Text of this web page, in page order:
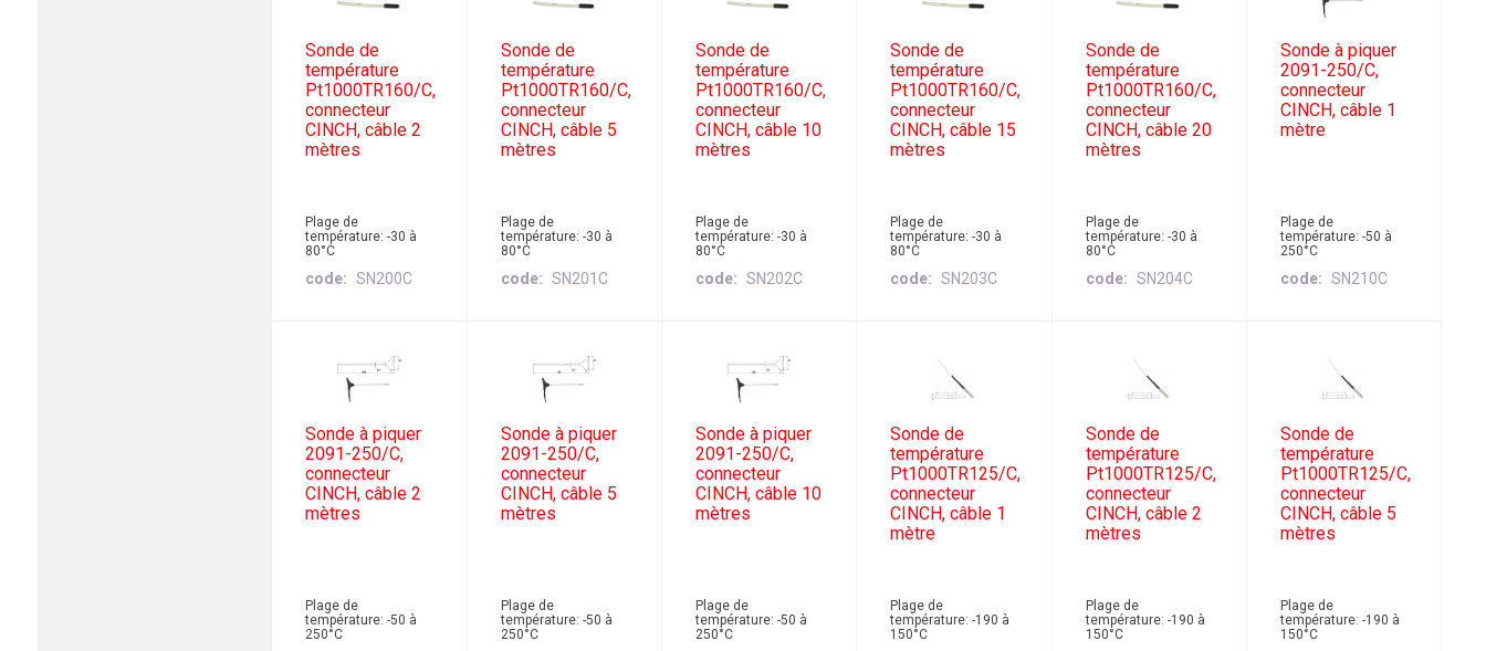
Sonde de
température
Pt1000TR160/C,
connecteur
CINCH, câble 2
mètres
Plage de
température: -30 à
80°C
code SN200C
Sonde de
température
Pt1000TR160/C,
connecteur
CINCH, câble 5
mètres
Plage de
température: -30 à
80°C
code SN201C
Sonde de
température
Pt1000TR160/C,
connecteur
CINCH, câble 10
mètres
Plage de
température: -30 à
80°C
code SN202C
Sonde de
température
Pt1000TR160/C,
connecteur
CINCH, câble 15
mètres
Plage de
température: -30 à
80°C
code SN203C
Sonde de
température
Pt1000TR160/C,
connecteur
CINCH, câble 20
mètres
Plage de
température: -30 à
80°C
code SN204C
Sonde à piquer
2091-250/C,
connecteur
CINCH, câble 1
mètre
Plage de
température: -50 à
250°C
code SN210C
Sonde à piquer
2091-250/C,
connecteur
CINCH, câble 2
mètres
Plage de
température: -50 à
250°C
Sonde à piquer
2091-250/C,
connecteur
CINCH, câble 5
mètres
Plage de
température: -50 à
250°C
Sonde à piquer
2091-250/C,
connecteur
CINCH, câble 10
mètres
Plage de
température: -50 à
250°C
Sonde de
température
Pt1000TR125/C,
connecteur
CINCH, câble 1
mètre
Plage de
température: -190 à
150°C
Sonde de
température
Pt1000TR125/C,
connecteur
CINCH, câble 2
mètres
Plage de
température: -190 à
150°C
Sonde de
température
Pt1000TR125/C,
connecteur
CINCH, câble 5
mètres
Plage de
température: -190 à
150°C